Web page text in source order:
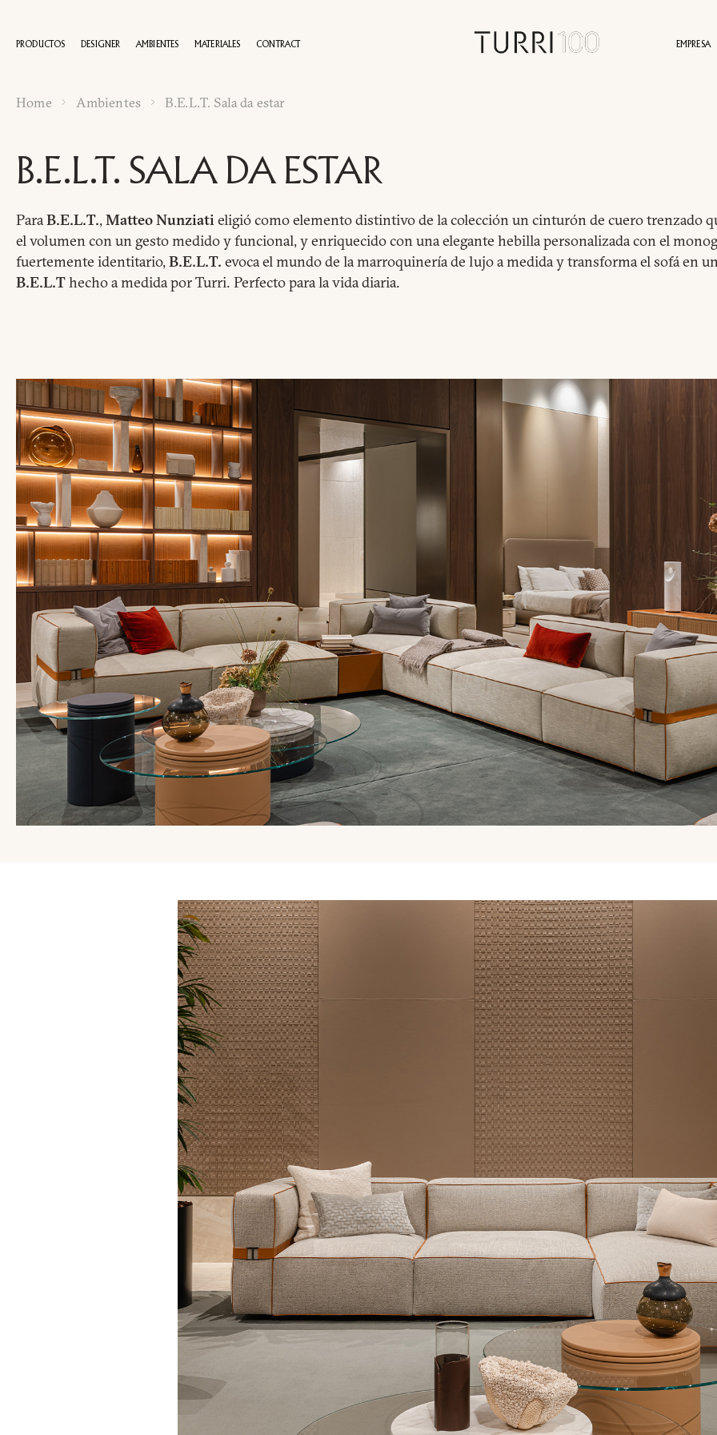
PRODUCTOS DESIGNER AMBIENTES MATERIALES CONTRACT EMPRESA
Home Ambientes B.E.L.T. Sala da estar
B.E.L.T. SALA DA ESTAR
ParaB.E.L.T.,Matteo Nunziatieligió como elemento distintivo de la colección un cinturón de cuero trenzado
el volumen con un gesto medido y funcional, y enriquecido con una elegante hebilla personalizada con el
fuertemente identitario,B.E.L.T. evoca el mundo de la marroquinería de lujo a medida y transforma el sofá en
B.E.L.Thecho a medida por Turri. Perfecto para la vida diaria.